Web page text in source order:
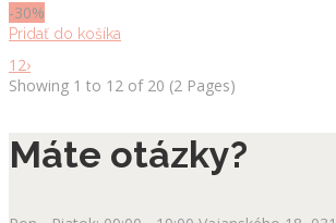
-30%
Pridať do košíka
1 2›
Showing 1 to 12 of 20 (2 Pages)
Máte otázky?